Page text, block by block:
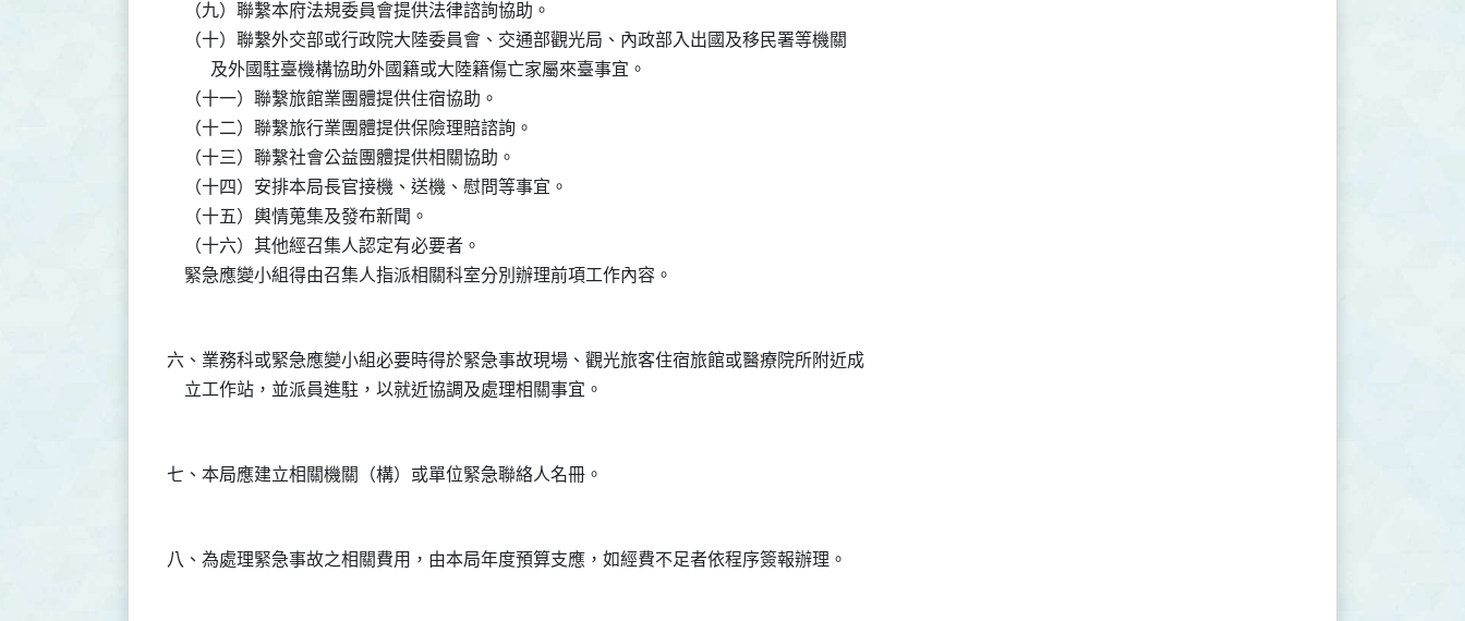
    （九）聯繫本府法規委員會提供法律諮詢協助。
    （十）聯繫外交部或行政院大陸委員會、交通部觀光局、內政部入出國及移民署等機關
          及外國駐臺機構協助外國籍或大陸籍傷亡家屬來臺事宜。
    （十一）聯繫旅館業團體提供住宿協助。
    （十二）聯繫旅行業團體提供保險理賠諮詢。
    （十三）聯繫社會公益團體提供相關協助。
    （十四）安排本局長官接機、送機、慰問等事宜。
    （十五）輿情蒐集及發布新聞。
    （十六）其他經召集人認定有必要者。
六、業務科或緊急應變小組必要時得於緊急事故現場、觀光旅客住宿旅館或醫療院所附近成